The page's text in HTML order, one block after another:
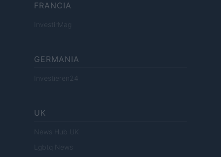
FRANCIA
InvestirMag
GERMANIA
Investieren24
UK
News Hub UK
Lgbtq News